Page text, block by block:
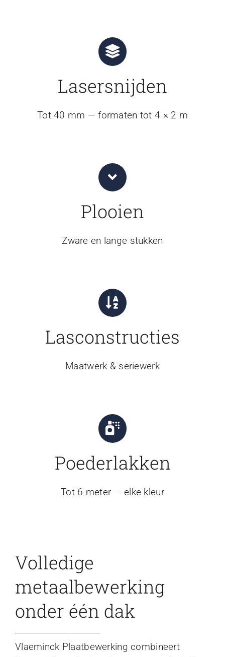
Lasersnijden
Tot 40 mm — formaten tot 4 × 2 m
Plooien
Zware en lange stukken
Lasconstructies
Maatwerk & seriewerk
Poederlakken
Tot 6 meter — elke kleur
Volledige
metaalbewerking
onder één dak
Vlaeminck Plaatbewerking combineert